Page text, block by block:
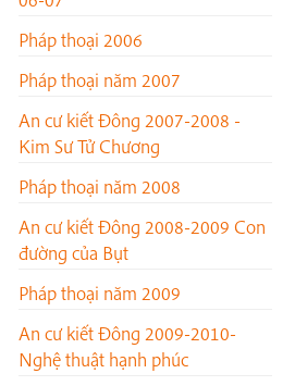
Pháp thoại 2006
Pháp thoại năm 2007
An cư kiết Đông 2007-2008 -
Kim Sư Tử Chương
Pháp thoại năm 2008
An cư kiết Đông 2008-2009 Con
đường của Bụt
Pháp thoại năm 2009
An cư kiết Đông 2009-2010-
Nghệ thuật hạnh phúc